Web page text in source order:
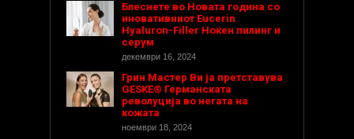
Блеснете во Новата година со
иновативниот Eucerin
Hyaluron-Filler Ноќен пилинг и
серум
декември 16, 2024
Грин Мастер Ви ја претставува
GESKE® Германската
револуција во негата на
кожата
ноември 18, 2024